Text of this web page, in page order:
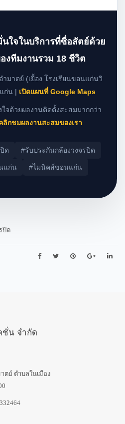
ใจในบริการที่ซื่อสัตย์ด้วย
งทีมงานรวม 18 ชีวิต
มาตย์ (เยื้อง โรงเรียนขอนแก่นวิ
ก่น | เปิดแผนที่ Google Maps
จด้วยผลงานติดตั้งสะสมมากกว่า
ลิกชมผลงานสะสมของเรา
ด #รับประกันกล้องวงจรปิด
แก่น #ไมนิคส์ขอนแก่น
ปิด
ชั่น จำกัด
ตย์ ตำบลในเมือง